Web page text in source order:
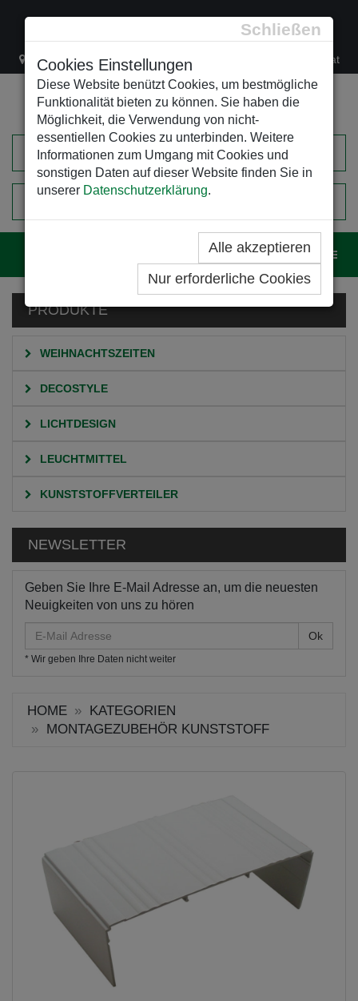
Schließen
Cookies Einstellungen
Diese Website benützt Cookies, um bestmögliche
Funktionalität bieten zu können. Sie haben die
Möglichkeit, die Verwendung von nicht-
essentiellen Cookies zu unterbinden. Weitere
Informationen zum Umgang mit Cookies und
sonstigen Daten auf dieser Website finden Sie in
unserer Datenschutzerklärung.
Alle akzeptieren
Nur erforderliche Cookies
Lacknergasse 78 +43/1/470 37 00 office@leso.at
EINKAUFSWAGEN
PRODUKTE
WEIHNACHTSZEITEN
DECOSTYLE
LICHTDESIGN
LEUCHTMITTEL
KUNSTSTOFFVERTEILER
NEWSLETTER
Geben Sie Ihre E-Mail Adresse an, um die neuesten
Neuigkeiten von uns zu hören
Mail
Adresse
* Wir geben Ihre Daten nicht weiter
HOME
KATEGORIEN
MONTAGEZUBEHÖR KUNSTSTOFF